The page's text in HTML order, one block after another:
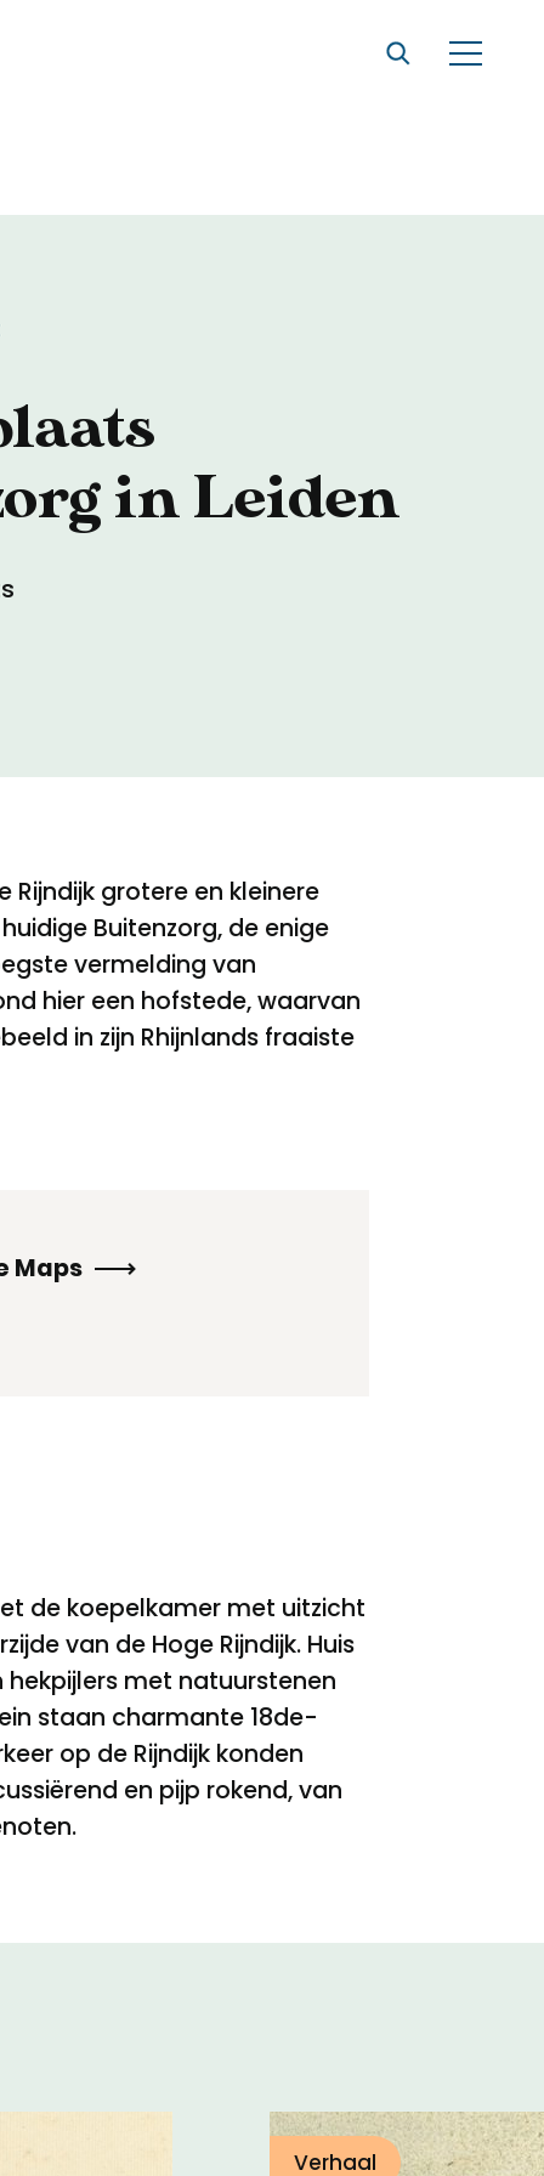
in Leiden
Rijndijk grotere en kleinere
Buitenzorg, de enige
vermelding van
hier een hofstede, waarvan
in zijn Rhijnlands fraaiste
Maps
de koepelkamer met uitzicht
van de Hoge Rijndijk. Huis
hekpijlers met natuurstenen
staan charmante 18de-
op de Rijndijk konden
en pijp rokend, van
Verhaal